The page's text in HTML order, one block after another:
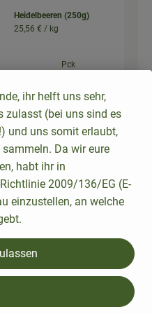
Heidelbeeren (250g)
25,56 € / kg
Pck
Gesamtpreis: 6,39 €
Kopfsalat
Artikelanzahl
2,89 €
ihr helft uns sehr,
zulasst (bei uns sind es
und uns somit erlaubt,
Da wir eure
habt ihr in
2009/136/EG (E-
einzustellen, an welche